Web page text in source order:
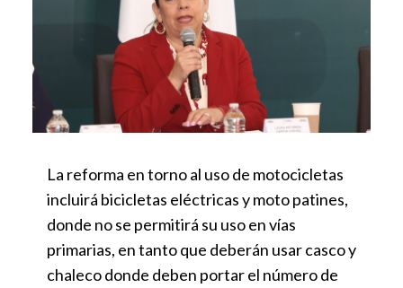
La reforma en torno al uso de motocicletas
incluirá bicicletas eléctricas y moto patines,
donde no se permitirá su uso en vías
primarias, en tanto que deberán usar casco y
chaleco donde deben portar el número de